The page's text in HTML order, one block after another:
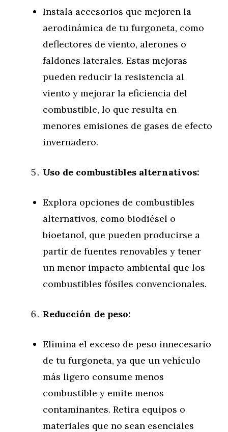
Instala accesorios que mejoren la
aerodinámica de tu furgoneta, como
deflectores de viento, alerones o
faldones laterales. Estas mejoras
pueden reducir la resistencia al
viento y mejorar la eficiencia del
combustible, lo que resulta en
menores emisiones de gases de efecto
invernadero.
Uso de combustibles alternativos:
Explora opciones de combustibles
alternativos, como biodiésel o
bioetanol, que pueden producirse a
partir de fuentes renovables y tener
un menor impacto ambiental que los
combustibles fósiles convencionales.
Reducción de peso:
Elimina el exceso de peso innecesario
de tu furgoneta, ya que un vehículo
más ligero consume menos
combustible y emite menos
contaminantes. Retira equipos o
materiales que no sean esenciales